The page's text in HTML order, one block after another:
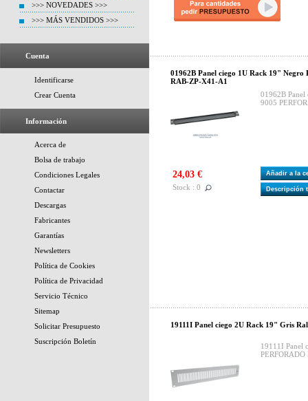
>>> NOVEDADES >>>
>>> MÁS VENDIDOS >>>
Cuenta
Identificarse
Crear Cuenta
Información
Acerca de
Bolsa de trabajo
Condiciones Legales
Contactar
Descargas
Fabricantes
Garantías
Newsletters
Política de Cookies
Política de Privacidad
Servicio Técnico
Sitemap
Solicitar Presupuesto
Suscripción Boletín
01962B Panel ciego 1U Rack 19"
RAB-ZP-X41-A1
01962B Panel
9005
24,03 €
Stock : 0
Añadir a la
Descripción
19111I Panel ciego 2U Rack 19" Gris
19111I Panel